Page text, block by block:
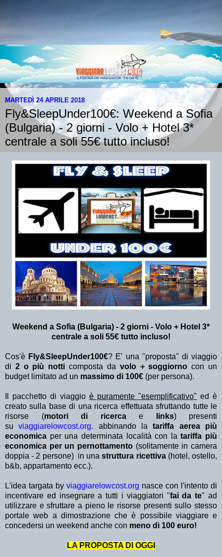
MARTEDÌ 24 APRILE 2018
Fly&SleepUnder100€: Weekend a Sofia
(Bulgaria) - 2 giorni - Volo + Hotel 3*
centrale a soli 55€ tutto incluso!
Weekend a Sofia (Bulgaria) - 2 giorni - Volo + Hotel 3*
centrale a soli 55€ tutto incluso!
Cos'è Fly&SleepUnder100€? E' una "proposta" di viaggio
di 2 o più notticomposta da volo + soggiorno con un
budget limitato ad un massimo di 100€ (per persona).
Il pacchetto di viaggio è puramente "esemplificativo" ed è
creato sulla base di una ricerca effettuata sfruttando tutte le
risorse (motori di ricerca e links) presenti
suviaggiarelowcost.org. abbinando la tariffa aerea più
economica per una determinata località con latariffa più
economica per un pernottamento (solitamente in camera
doppia - 2 persone) in unastruttura ricettiva(hotel, ostello,
b&b, appartamento ecc.).
L'idea targata by viaggiarelowcost.org nasce con l'intento di
incentivare ed insegnare a tutti i viaggiatori "fai da te" ad
utilizzare e sfruttare a pieno le risorse presenti sullo stesso
portale web a dimostrazione che è possibile viaggiare e
concedersi un weekend anche con meno di 100 euro!
LA PROPOSTA DI OGGI